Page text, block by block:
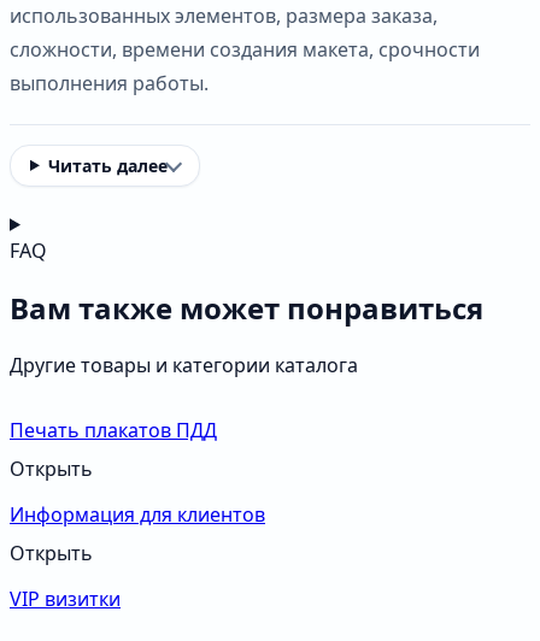
использованных элементов, размера заказа,
сложности, времени создания макета, срочности
выполнения работы.
Читать далее
FAQ
Вам также может понравиться
Другие товары и категории каталога
Печать плакатов ПДД
Открыть
Информация для клиентов
Открыть
VIP визитки